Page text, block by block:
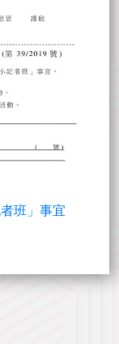
班」事宜